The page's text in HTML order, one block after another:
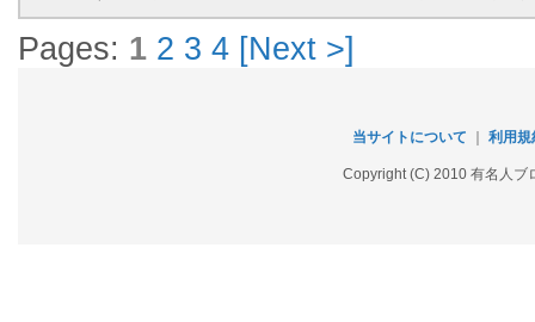
Pages: 1 2 3 4 [Next >]
当サイトについて 利用規
Copyright (C) 2010 有名人ブ